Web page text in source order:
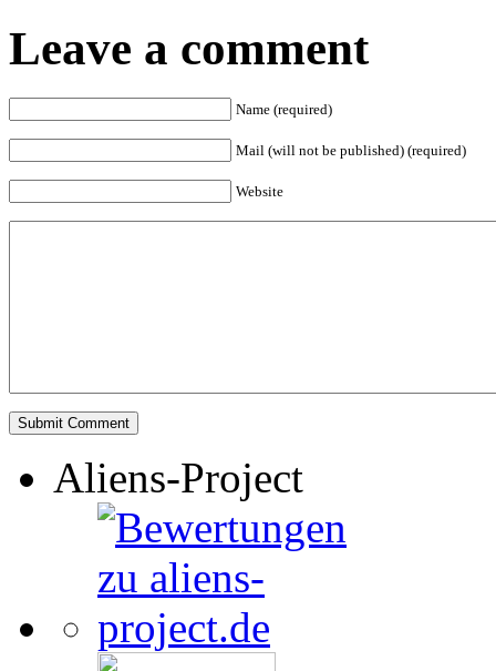
Leave a comment
Name (required)
Mail (will not be published) (required)
Website
Aliens-Project